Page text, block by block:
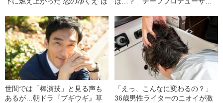
世間では「棒演技」と見る声も
あるが…朝ドラ『ブギウギ』草
「えっ、こんなに変わるの？」
36歳男性ライターのニオイが激